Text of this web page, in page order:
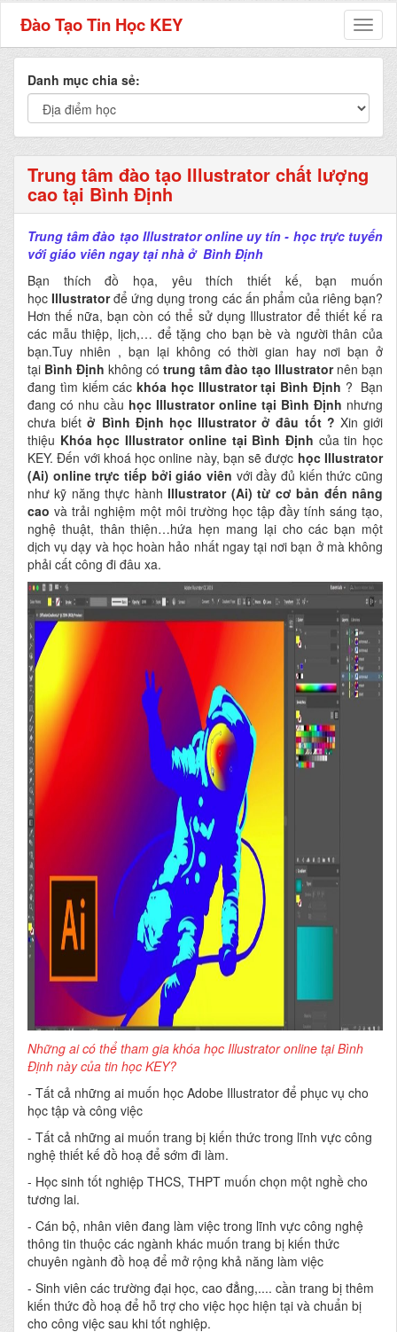
Đào Tạo Tin Học KEY
Danh mục chia sẻ:
Trung tâm đào tạo Illustrator chất lượng
cao tại Bình Định
Trung tâm đào tạo Illustrator online uy tín - học trực tuyến
với giáo viên ngay tại nhà ở Bình Định
Bạn thích đồ họa, yêu thích thiết kế, bạn muốn
họcIllustratorđể ứng dụng trong các ấn phẩm của riêng bạn?
Hơn thế nữa, bạn còn có thể sử dụng Illustrator để thiết kế ra
các mẫu thiệp, lịch,… để tặng cho bạn bè và người thân của
bạn.Tuy nhiên , bạn lại không có thời gian hay nơi bạn ở
tại Bình Định không có trung tâm đào tạo Illustratornên bạn
đang tìm kiếm các khóa học Illustrator tại Bình Định ? Bạn
đang có nhu cầu học Illustrator online tại Bình Định nhưng
chưa biếtở Bình Định học Illustrator ở đâu tốt ? Xin giới
thiệu Khóa học Illustrator online tại Bình Định của tin học
KEY.Đến với khoá học online này, bạn sẽ được học Illustrator
(Ai) online trực tiếp bởi giáo viên với đầy đủ kiến thức cũng
như kỹ năng thực hànhIllustrator (Ai) từ cơ bản đến nâng
cao và trải nghiệm một môi trường học tập đầy tính sáng tạo,
nghệ thuật, thân thiện…hứa hẹn mang lại cho các bạn một
dịch vụ dạy và học hoàn hảo nhất ngay tại nơi bạn ở mà không
phải cất công đi đâu xa.
Những ai có thể tham gia khóa học Illustrator online tại Bình
Định này của tin học KEY?
- Tất cả những ai muốn học Adobe Illustrator để phục vụ cho
học tập và công việc
- Tất cả những ai muốn trang bị kiến thức trong lĩnh vực công
nghệ thiết kế đồ hoạ để sớm đi làm.
- Học sinh tốt nghiệp THCS, THPT muốn chọn một nghề cho
tương lai.
- Cán bộ, nhân viên đang làm việc trong lĩnh vực công nghệ
thông tin thuộc các ngành khác muốn trang bị kiến thức
chuyên ngành đồ hoạ để mở rộng khả năng làm việc
- Sinh viên các trường đại học, cao đẳng,.... cần trang bị thêm
kiến thức đồ hoạ để hỗ trợ cho việc học hiện tại và chuẩn bị
cho công việc sau khi tốt nghiệp.